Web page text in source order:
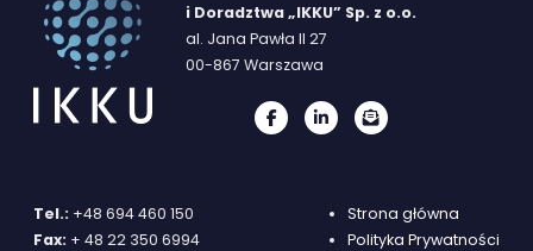
i Doradztwa „IKKU” Sp. z o.o.
al. Jana Pawła II 27
00-867 Warszawa
Tel.: +48 694 460 150
Fax: + 48 22 350 6994
Strona główna
Polityka Prywatności